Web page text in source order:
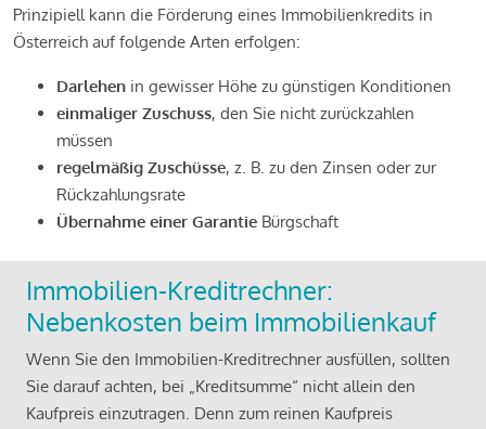
Prinzipiell kann die Förderung eines Immobilienkredits in
Österreich auf folgende Arten erfolgen:
Darlehen in gewisser Höhe zu günstigen Konditionen
einmaliger Zuschuss, den Sie nicht zurückzahlen
müssen
regelmäßig Zuschüsse, z. B. zu den Zinsen oder zur
Rückzahlungsrate
Übernahme einer Garantie Bürgschaft
Immobilien-Kreditrechner:
Nebenkosten beim Immobilienkauf
Wenn Sie den Immobilien-Kreditrechner ausfüllen, sollten
Sie darauf achten, bei „Kreditsumme“ nicht allein den
Kaufpreis einzutragen. Denn zum reinen Kaufpreis